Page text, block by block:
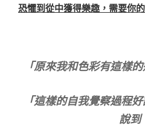
恐懼到從中獲得樂趣，需要你
「原來我和色彩有這樣
「這樣的自我覺察過程
說到